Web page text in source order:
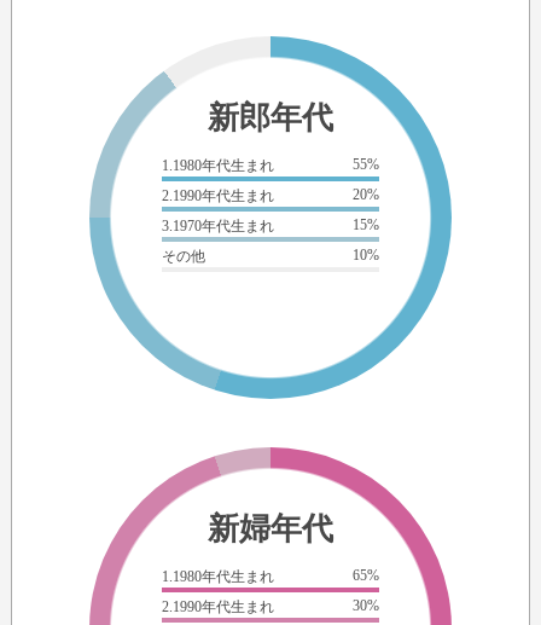
新郎年代
1.1980年代生まれ
55%
2.1990年代生まれ
20%
3.1970年代生まれ
15%
その他
10%
新婦年代
1.1980年代生まれ
65%
2.1990年代生まれ
30%